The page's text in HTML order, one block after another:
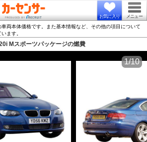
お気に入り メニュー
両本体価格です。また基本情報など、その他の項目について
ます。
Mスポーツパッケージの燃費
1/10